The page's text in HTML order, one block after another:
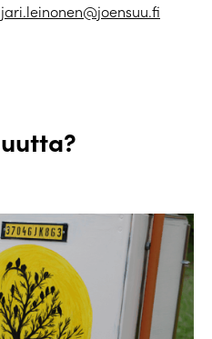
jari.leinonen@joensuu.fi